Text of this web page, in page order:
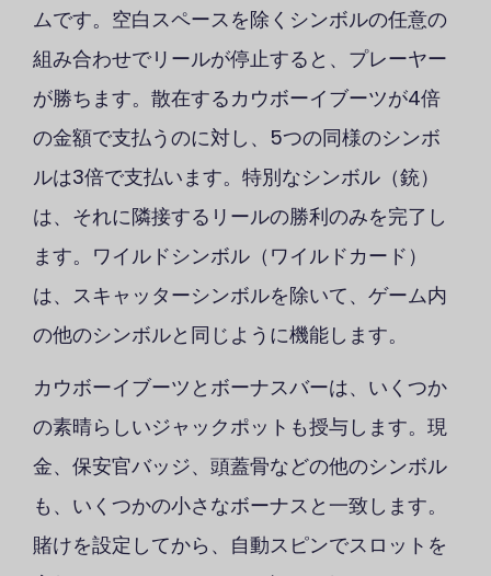
ムです。空白スペースを除くシンボルの任意の
組み合わせでリールが停止すると、プレーヤー
が勝ちます。散在するカウボーイブーツが4倍
の金額で支払うのに対し、5つの同様のシンボ
ルは3倍で支払います。特別なシンボル（銃）
は、それに隣接するリールの勝利のみを完了し
ます。ワイルドシンボル（ワイルドカード）
は、スキャッターシンボルを除いて、ゲーム内
の他のシンボルと同じように機能します。
カウボーイブーツとボーナスバーは、いくつか
の素晴らしいジャックポットも授与します。現
金、保安官バッジ、頭蓋骨などの他のシンボル
も、いくつかの小さなボーナスと一致します。
賭けを設定してから、自動スピンでスロットを